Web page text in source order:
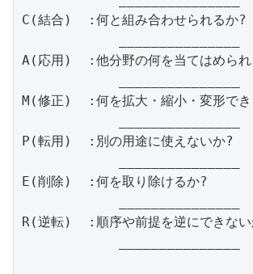
C(結合)  :何と組み合わせられるか?
A(応用)  :他分野の何を当てはめられ
M(修正)  :何を拡大・縮小・変形でき
P(転用)  :別の用途に使えないか?
E(削除)  :何を取り除けるか?
R(逆転)  :順序や前提を逆にできない